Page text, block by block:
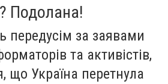
Подолана!
передусім за заявами
та активістів,
що Україна перетнула